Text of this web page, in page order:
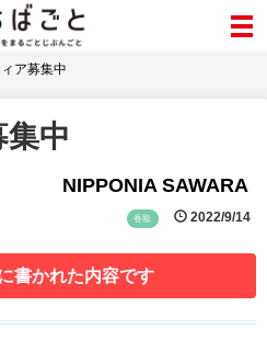
ア募集中
中
NIPPONIA SAWARA
香取 2022/9/14
書かれた内容です